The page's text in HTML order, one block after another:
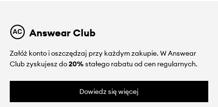
Answear Club
Załóż konto i oszczędzaj przy każdym zakupie. W Answear
Club zyskujesz do20%stałego rabatu od cen regularnych.
Dowiedz się więcej